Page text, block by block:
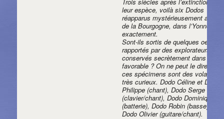
leur espèce, voilà six Dodos
réapparus mystérieusement au
de la Bourgogne, dans l’Yonne plus
exactement.
Sont-ils sortis de quelques oeufs
rapportés par des explorateurs puis
conservés secrètement dans un
favorable ? On ne peut le dire,
ces spécimens sont des volatiles
très curieux. Dodo Céline et Dodo
Philippe (chant), Dodo Serge
(clavier/chant), Dodo Dominique
(batterie), Dodo Robin (basse) et
Dodo Olivier (guitare/chant).